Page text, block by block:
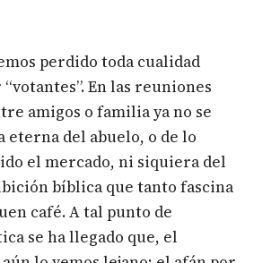
perdido toda cualidad
En las reuniones
amigos o familia ya no se
eterna del abuelo, o de lo
el mercado, ni siquiera del
bíblica que tanto fascina
café. A tal punto de
se ha llegado que, el